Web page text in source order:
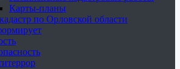
Карты-планы
по Орловской области